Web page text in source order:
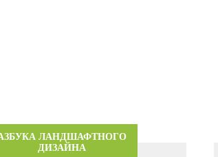
ЛАНДШАФТНОГО
ДИЗАЙНА